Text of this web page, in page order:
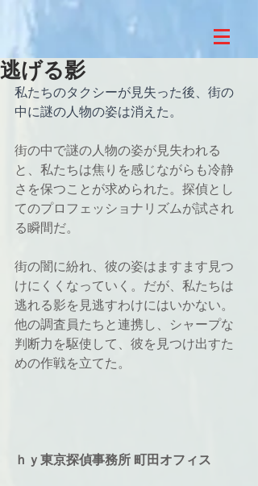
逃げる影
私たちのタクシーが見失った後、街の
中に謎の人物の姿は消えた。
街の中で謎の人物の姿が見失われる
と、私たちは焦りを感じながらも冷静
さを保つことが求められた。探偵とし
てのプロフェッショナリズムが試され
る瞬間だ。
街の闇に紛れ、彼の姿はますます見つ
けにくくなっていく。だが、私たちは
逃れる影を見逃すわけにはいかない。
他の調査員たちと連携し、シャープな
判断力を駆使して、彼を見つけ出すた
めの作戦を立てた。
ｈｙ東京探偵事務所 町田オフィス